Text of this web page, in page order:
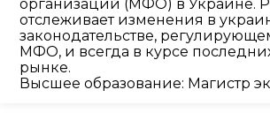
организаций (МФО) в Украине.
отслеживает изменения в
законодательстве,
МФО, и всегда в курсе
рынке.
Высшее образование: Магистр